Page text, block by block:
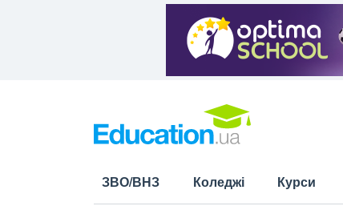
ЗВО/ВНЗ Коледжі Курси